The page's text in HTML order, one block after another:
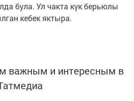
була. Ул чакта күк берьюлы
кебек яктыра.
важным и интересным в